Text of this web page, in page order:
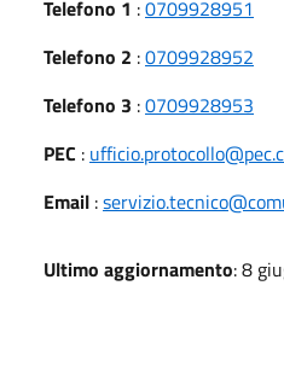
Telefono 1 :0709928951
Telefono 2 :0709928952
Telefono 3 :0709928953
PEC :
Email :
Ultimo aggiornamento: 8